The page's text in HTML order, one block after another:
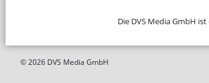
Die DVS Media GmbH
© 2026 DVS Media GmbH